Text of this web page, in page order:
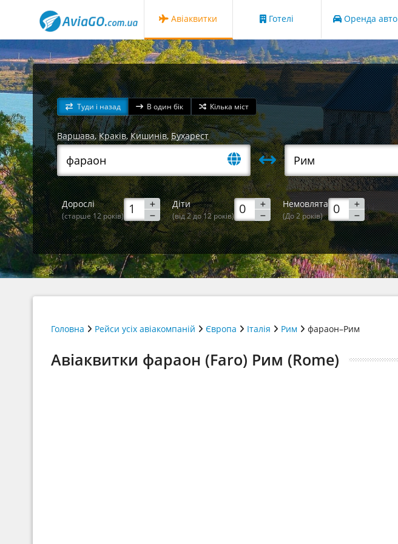
Авіаквитки Готелі Оренда авто
Туди і назад В один бік Кілька міст
Варшава,Краків,Кишинів,Бухарест
Дорослі
(старше 12 років)
Діти
(від 2 до 12 років)
Немовлята
(До 2 років)
Головна Рейси усіх авіакомпаній Європа Італія Рим фараон–Рим
Авіаквитки фараон (Faro) Рим (Rome)